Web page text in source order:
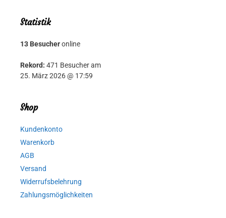
Statistik
13 Besucheronline
Rekord: 471 Besucher am
25. März 2026 @ 17:59
Shop
Kundenkonto
Warenkorb
AGB
Versand
Widerrufsbelehrung
Zahlungsmöglichkeiten